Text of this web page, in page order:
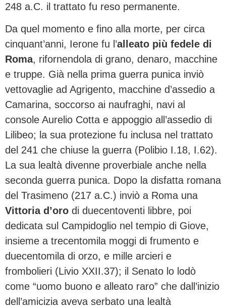
248 a.C. il trattato fu reso permanente.
Da quel momento e fino alla morte, per circa
cinquant’anni, Ierone fu l’alleato più fedele di
Roma, rifornendola di grano, denaro, macchine
e truppe. Già nella prima guerra punica inviò
vettovaglie ad Agrigento, macchine d’assedio a
Camarina, soccorso ai naufraghi, navi al
console Aurelio Cotta e appoggio all’assedio di
Lilibeo; la sua protezione fu inclusa nel trattato
del 241 che chiuse la guerra (Polibio I.18, I.62).
La sua lealtà divenne proverbiale anche nella
seconda guerra punica. Dopo la disfatta romana
del Trasimeno (217 a.C.) inviò a Roma una
Vittoria d’oro di duecentoventi libbre, poi
dedicata sul Campidoglio nel tempio di Giove,
insieme a trecentomila moggi di frumento e
duecentomila di orzo, e mille arcieri e
frombolieri (Livio XXII.37); il Senato lo lodò
come “uomo buono e alleato raro” che dall’inizio
dell’amicizia aveva serbato una lealtà